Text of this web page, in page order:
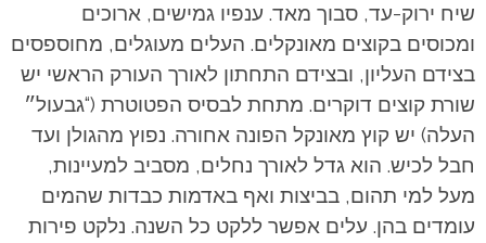
שיח ירוק-עד, סבוך מאד. ענפיו גמישים, ארוכים
ומכוסים בקוצים מאונקלים. העלים מעוגלים, מחוספסים
בצידם העליון, ובצידם התחתון לאורך העורק הראשי יש
שורת קוצים דוקרים. מתחת לבסיס הפטוטרת (“גבעול״
העלה) יש קוץ מאונקל הפונה אחורה. נפוץ מהגולן ועד
חבל לכיש. הוא גדל לאורך נחלים, מסביב למעיינות,
מעל למי תהום, בביצות ואף באדמות כבדות שהמים
עומדים בהן. עלים אפשר ללקט כל השנה. נלקט פירות